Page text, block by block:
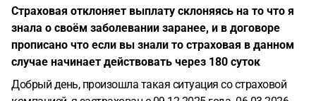
Страховая отклоняет выплату склоняясь на то что я
знала о своём заболевании заранее, и в договоре
прописано что если вы знали то страховая в данном
случае начинает действовать через 180 суток
Добрый день, произошла такая ситуация со страховой